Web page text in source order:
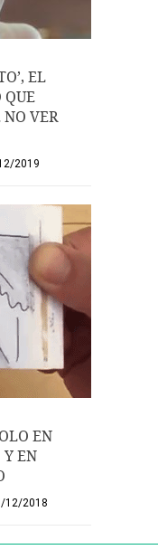
EL
QUE
NO VER
2019
EN
Y EN
12/2018